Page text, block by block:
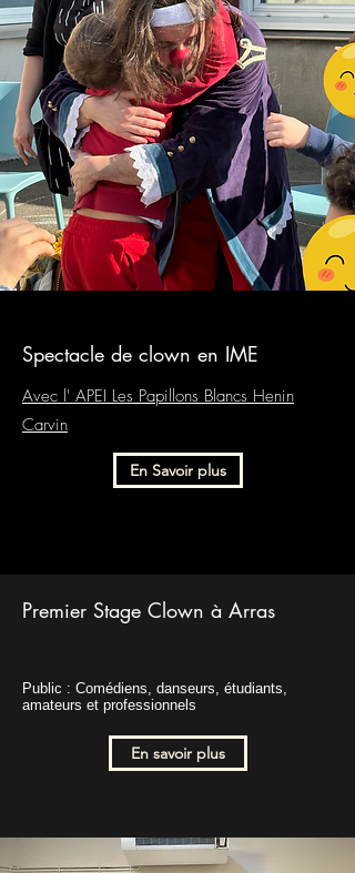
Spectacle de clown en IME
Avec l' APEI Les Papillons Blancs Henin
Carvin
En Savoir plus
Premier Stage Clown à Arras
Public : Comédiens, danseurs, étudiants,
amateurs et professionnels
En savoir plus